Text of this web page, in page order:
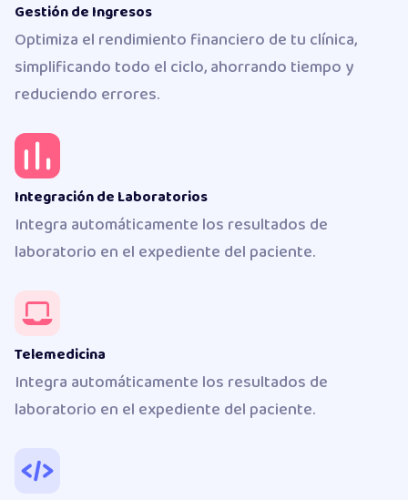
Gestión de Ingresos
Optimiza el rendimiento financiero de tu clínica,
simplificando todo el ciclo, ahorrando tiempo y
reduciendo errores.
Integración de Laboratorios
Integra automáticamente los resultados de
laboratorio en el expediente del paciente.
Telemedicina
Integra automáticamente los resultados de
laboratorio en el expediente del paciente.